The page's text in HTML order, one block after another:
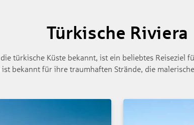
Türkische Riviera
türkische Küste bekannt, ist ein beliebtes Reiseziel
bekannt für ihre traumhaften Strände, die